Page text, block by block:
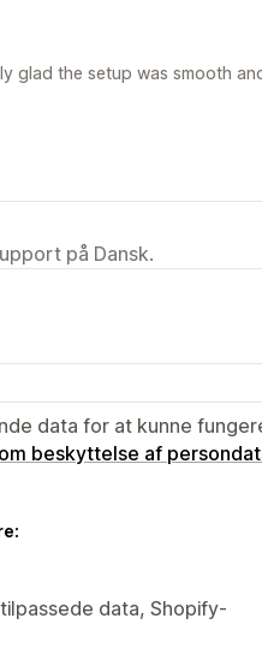
glad the setup was smooth
på Dansk.
data for at kunne
beskyttelse af
data, Shopify-